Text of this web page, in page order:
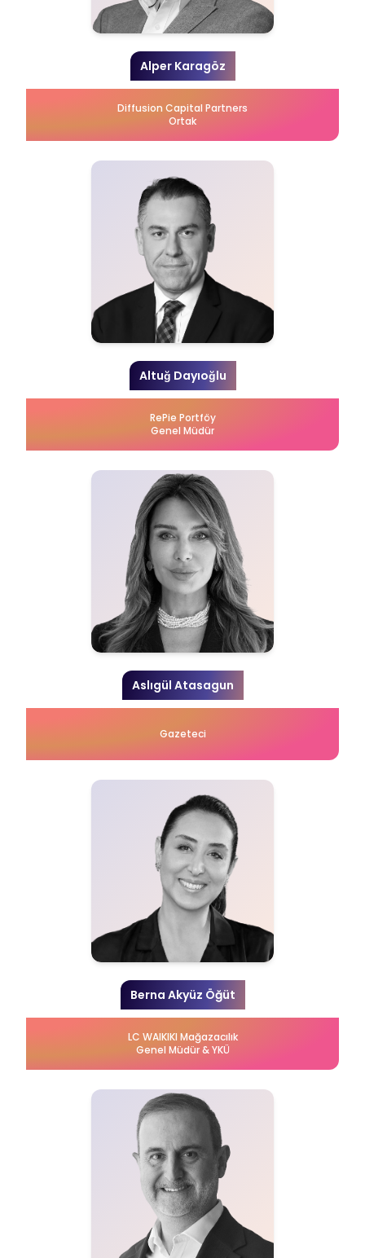
Alper Karagöz
Diffusion Capital Partners
Ortak
Altuğ Dayıoğlu
RePie Portföy
Genel Müdür
Aslıgül Atasagun
Gazeteci
Berna Akyüz Öğüt
LC WAIKIKI Mağazacılık
Genel Müdür & YKÜ